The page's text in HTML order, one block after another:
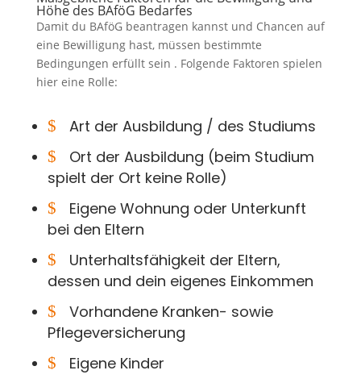
Höhe des BAföG Bedarfes
Damit du BAföG beantragen kannst und Chancen auf
eine Bewilligung hast, müssen bestimmte
Bedingungen erfüllt sein . Folgende Faktoren spielen
hier eine Rolle:
$ Art der Ausbildung / des Studiums
$
Ort der Ausbildung (beim Studium
spielt der Ort keine Rolle)
$
Eigene Wohnung oder Unterkunft
bei den Eltern
$
Unterhaltsfähigkeit der Eltern,
dessen und dein eigenes Einkommen
$
Vorhandene Kranken- sowie
Pflegeversicherung
$ Eigene Kinder